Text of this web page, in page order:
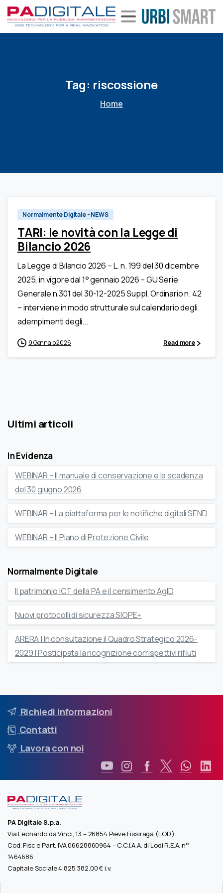
Tag: riscossione
Home
Normalmente Digitale - NEWS
TARI: le novità con la Legge di
Bilancio 2026
La Legge di Bilancio 2026 – L. n. 199 del 30 dicembre
2025, in vigore dal 1° gennaio 2026 – GU Serie
Generale n.301 del 30-12-2025 Suppl. Ordinario n. 42
– interviene in modo strutturale sul calendario degli
adempimenti degli...
9 Gennaio 2026 Read more
Ultimi articoli
In Evidenza
WEBINAR – Il manuale di conservazione e la scadenza
del 30 giugno 2026
WEBINAR – La piattaforma per le notifiche digitali SEND
WEBINAR – Il Piano di Protezione Civile
Normalmente Digitale
Il patrimonio ICT della PA e il censimento AgID
Nuovi protocolli di sicurezza SIOPE+
ARERA | In consultazione il Quadro Strategico 2026-
2029 | Posticipata la ricognizione corrispettivi rifiuti
Richiedi informazioni
Contatti
Lavora con noi
PA Digitale S.p.a.
Via Leonardo da Vinci, 13 – 26854 Pieve Fissiraga (LODI)
Cod. Fisc e Part. IVA 06628860964 – C.C.I.A.A. di Lodi R.E.A. n°
1464686
Capitale Sociale 4.825.382,00 € i.v.